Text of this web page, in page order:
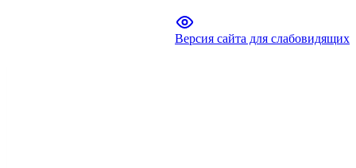
Версия сайта для слабовидящих